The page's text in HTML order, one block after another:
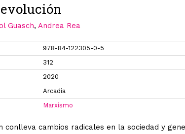
Guasch,Andrea Rea
978-84-122305-0-5
312
2020
Arcadia
Marxismo
conlleva cambios radicales en la sociedad y